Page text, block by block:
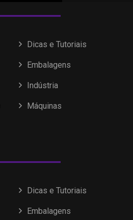
Dicas e Tutoriais
Embalagens
Indústria
Máquinas
Dicas e Tutoriais
Embalagens